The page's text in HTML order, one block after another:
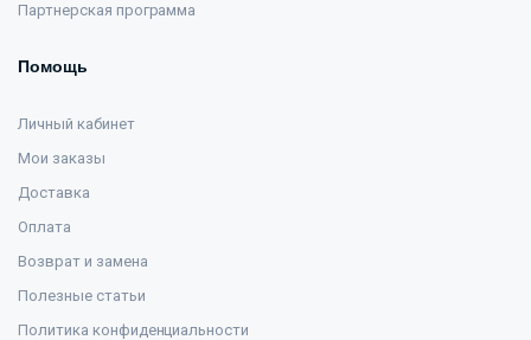
Партнерская программа
Помощь
Личный кабинет
Мои заказы
Доставка
Оплата
Возврат и замена
Полезные статьи
Политика конфиденциальности